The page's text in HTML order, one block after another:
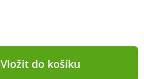
Vložit do košíku